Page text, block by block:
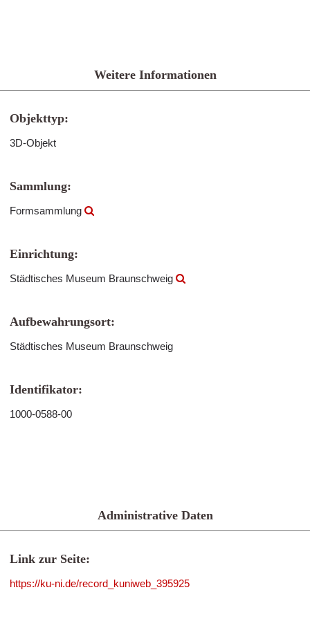
Weitere Informationen
Objekttyp:
3D-Objekt
Sammlung:
Formsammlung
Einrichtung:
Städtisches Museum Braunschweig
Aufbewahrungsort:
Städtisches Museum Braunschweig
Identifikator:
1000-0588-00
Administrative Daten
Link zur Seite:
https://ku-ni.de/record_kuniweb_395925